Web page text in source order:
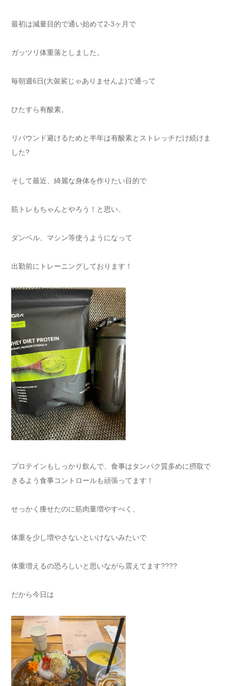
最初は減量目的で通い始めて2-3ヶ月で
ガッツリ体重落としました。
毎朝週6日(大袈裟じゃありませんよ)で通って
ひたすら有酸素。
リバウンド避けるためと半年は有酸素とストレッチだけ続けま
した?
そして最近、綺麗な身体を作りたい目的で
筋トレもちゃんとやろう！と思い、
ダンベル、マシン等使うようになって
出勤前にトレーニングしております！
プロテインもしっかり飲んで、食事はタンパク質多めに摂取で
きるよう食事コントロールも頑張ってます！
せっかく痩せたのに筋肉量増やすべく、
体重を少し増やさないといけないみたいで
体重増えるの恐ろしいと思いながら震えてます????
だから今日は